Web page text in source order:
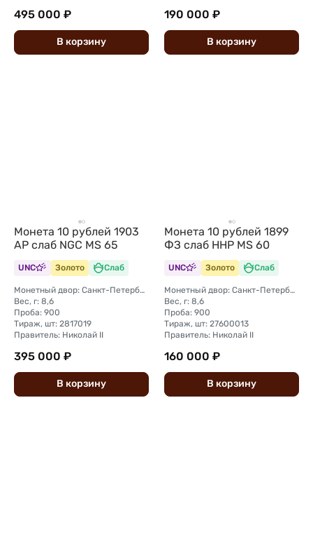
495 000 ₽
В корзину
190 000 ₽
В корзину
Монета 10 рублей 1903
АР слаб NGC MS 65
UNC Золото Слаб
Монетный двор: Санкт-Петербургский монетный двор
Вес, г: 8,6
Проба: 900
Тираж, шт: 2817019
Правитель: Николай II
395 000 ₽
В корзину
Монета 10 рублей 1899
ФЗ слаб ННР MS 60
UNC Золото Слаб
Монетный двор: Санкт-Петербургский монетный двор
Вес, г: 8,6
Проба: 900
Тираж, шт: 27600013
Правитель: Николай II
160 000 ₽
В корзину